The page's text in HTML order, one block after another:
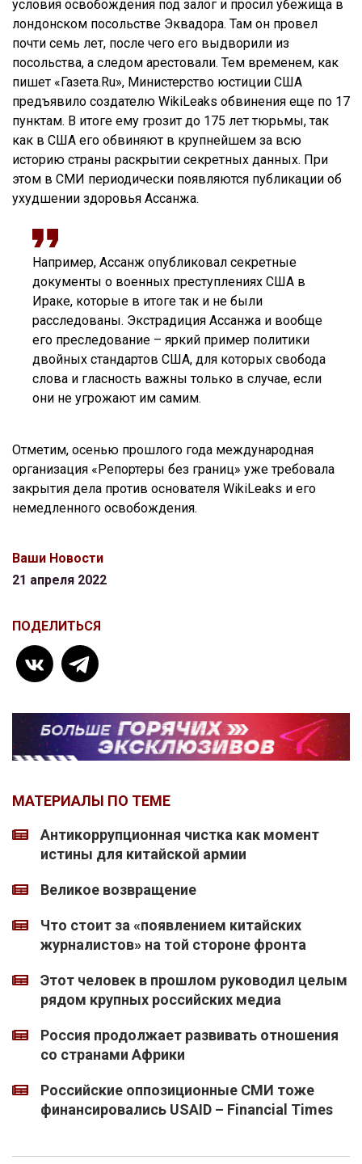
условия освобождения под залог и просил убежища в
лондонском посольстве Эквадора. Там он провел
почти семь лет, после чего его выдворили из
посольства, а следом арестовали. Тем временем, как
пишет «Газета.Ru», Министерство юстиции США
предъявило создателю WikiLeaks обвинения еще по 17
пунктам. В итоге ему грозит до 175 лет тюрьмы, так
как в США его обвиняют в крупнейшем за всю
историю страны раскрытии секретных данных. При
этом в СМИ периодически появляются публикации об
ухудшении здоровья Ассанжа.
Например, Ассанж опубликовал секретные
документы о военных преступлениях США в
Ираке, которые в итоге так и не были
расследованы. Экстрадиция Ассанжа и вообще
его преследование – яркий пример политики
двойных стандартов США, для которых свобода
слова и гласность важны только в случае, если
они не угрожают им самим.
Отметим, осенью прошлого года международная
организация «Репортеры без границ» уже требовала
закрытия дела против основателя WikiLeaks и его
немедленного освобождения.
Ваши Новости
21 апреля 2022
ПОДЕЛИТЬСЯ
МАТЕРИАЛЫ ПО ТЕМЕ
Антикоррупционная чистка как момент
истины для китайской армии
Великое возвращение
Что стоит за «появлением китайских
журналистов» на той стороне фронта
Этот человек в прошлом руководил целым
рядом крупных российских медиа
Россия продолжает развивать отношения
со странами Африки
Российские оппозиционные СМИ тоже
финансировались USAID – Financial Times